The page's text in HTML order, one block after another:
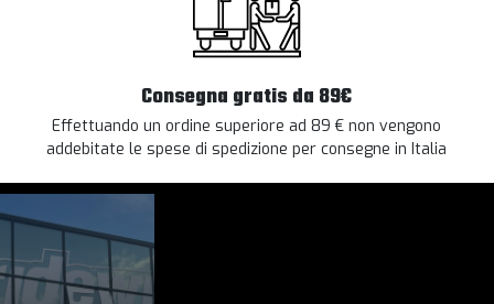
Consegna gratis da 89€
Effettuando un ordine superiore ad 89 € non vengono
addebitate le spese di spedizione per consegne in Italia